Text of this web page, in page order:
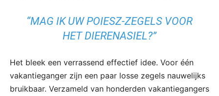
“MAG IK UW POIESZ-ZEGELS VOOR
HET DIERENASIEL?”
Het bleek een verrassend effectief idee. Voor één
vakantieganger zijn een paar losse zegels nauwelijks
bruikbaar. Verzameld van honderden vakantiegangers